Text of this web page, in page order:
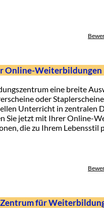
Online-Weiterbildungen
eine breite
oder
Unterricht in zentralen
Sie jetzt mit Ihrer Online-
die zu Ihrem Lebensstil
Zentrum für